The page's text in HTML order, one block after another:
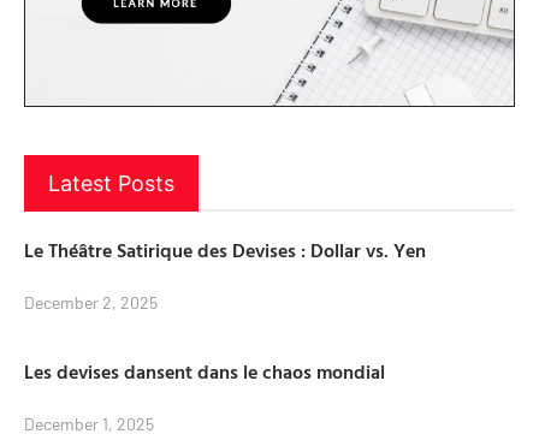
Latest Posts
Le Théâtre Satirique des Devises : Dollar vs. Yen
December 2, 2025
Les devises dansent dans le chaos mondial
December 1, 2025